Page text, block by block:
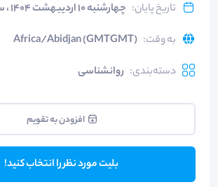
تاریخ پایان: چهارشنبه ۱۰ اردیبهشت ۱۴۰۴ ، ساعت ۰۸:۳۰
به وقت:
Africa/Abidjan (GMTGMT)
دسته‌بندی: روانشناسی
افزودن به تقویم
بلیت مورد نظر را انتخاب کنید!